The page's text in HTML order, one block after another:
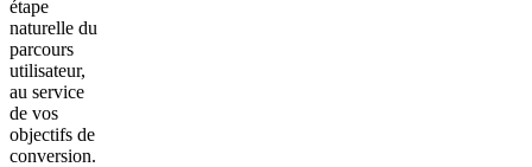
étape
naturelle du
parcours
utilisateur,
au service
de vos
objectifs de
conversion.